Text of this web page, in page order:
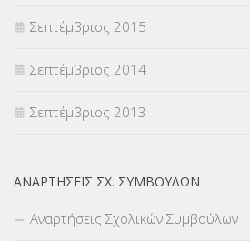
Σεπτέμβριος 2015
Σεπτέμβριος 2014
Σεπτέμβριος 2013
ΑΝΑΡΤΉΣΕΙΣ ΣΧ. ΣΥΜΒΟΎΛΩΝ
Αναρτήσεις Σχολικών Συμβούλων